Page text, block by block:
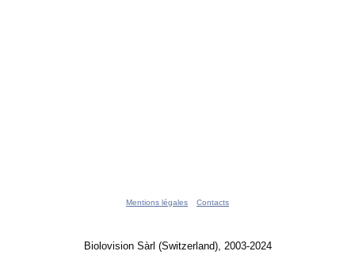
Mentions légales Contacts
Biolovision Sàrl (Switzerland), 2003-2024